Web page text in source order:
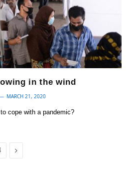
in the wind
MARCH 21, 2020
cope with a pandemic?
Next